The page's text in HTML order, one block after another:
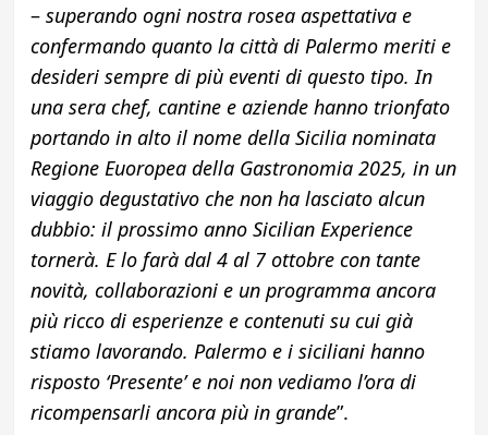
– superando ogni nostra rosea aspettativa e
confermando quanto la città di Palermo meriti e
desideri sempre di più eventi di questo tipo. In
una sera chef, cantine e aziende hanno trionfato
portando in alto il nome della Sicilia nominata
Regione Euoropea della Gastronomia 2025, in un
viaggio degustativo che non ha lasciato alcun
dubbio: il prossimo anno Sicilian Experience
tornerà. E lo farà dal 4 al 7 ottobre con tante
novità, collaborazioni e un programma ancora
più ricco di esperienze e contenuti su cui già
stiamo lavorando. Palermo e i siciliani hanno
risposto ‘Presente’ e noi non vediamo l’ora di
ricompensarli ancora più in grande”.